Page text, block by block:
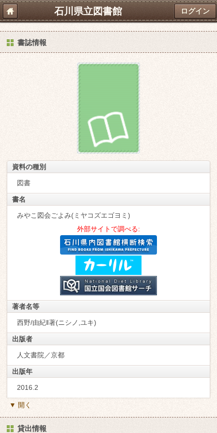
石川県立図書館 ログイン
書誌情報
資料の種別
図書
書名
みやこ図会ごよみ(ミヤコズエゴヨミ)
外部サイトで調べる:
著者名等
西野/由紀‖著(ニシノ,ユキ)
出版者
人文書院／京都
出版年
2016.2
▼ 開く
貸出情報